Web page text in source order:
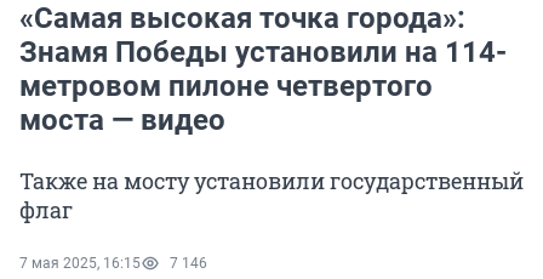
«Самая высокая точка города»:
Знамя Победы установили на 114-
метровом пилоне четвертого
моста — видео
Также на мосту установили государственный
флаг
7 мая 2025, 16:15 7 146